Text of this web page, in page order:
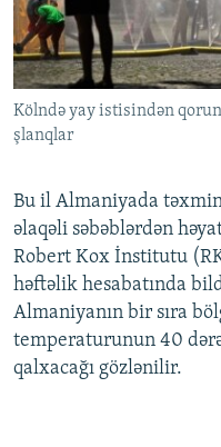
Kölndə yay istisindən
şlanqlar
Bu il Almaniyada
əlaqəli səbəblərdən
Robert Kox İnstitutu
həftəlik hesabatında
Almaniyanın bir sıra
temperaturunun 40
qalxacağı gözlənilir.